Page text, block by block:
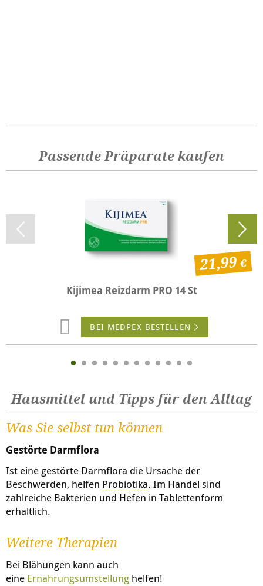
Passende Präparate kaufen
Kijimea Reizdarm PRO 14 St
21,99
BEI MEDPEX BESTELLEN
Hausmittel und Tipps für den Alltag
Was Sie selbst tun können
Gestörte Darmflora
Ist eine gestörte Darmflora die Ursache der
Beschwerden, helfen Probiotika. Im Handel sind
zahlreiche Bakterien und Hefen in Tablettenform
erhältlich.
Weitere Therapien
Bei Blähungen kann auch
eine Ernährungsumstellung helfen!